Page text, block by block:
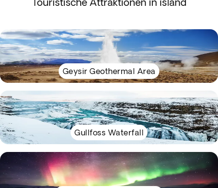
Geysir Geothermal Area
Gullfoss Waterfall